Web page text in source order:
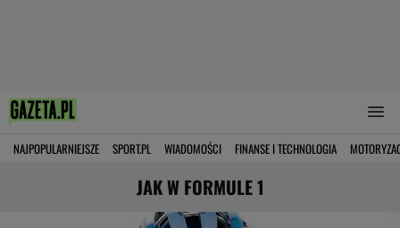
NAJPOPULARNIEJSZE SPORT.PL WIADOMOŚCI FINANSE I TECHNOLOGIA
JAK W FORMULE 1